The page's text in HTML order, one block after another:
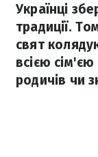
Українці
традиції.
свят
всією
родичів чи